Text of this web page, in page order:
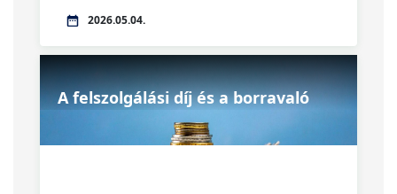
2026.05.04.
A felszolgálási díj és a borravaló